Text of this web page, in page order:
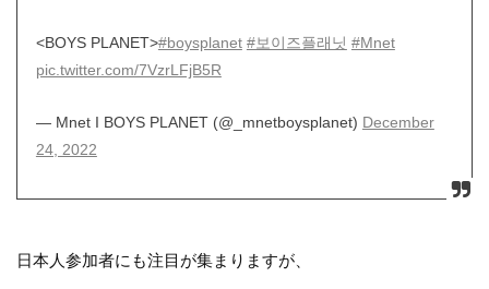
<BOYS PLANET>#boysplanet #보이즈플래닛 #Mnet
pic.twitter.com/7VzrLFjB5R
— Mnet I BOYS PLANET (@_mnetboysplanet) December
24, 2022
日本人参加者にも注目が集まりますが、